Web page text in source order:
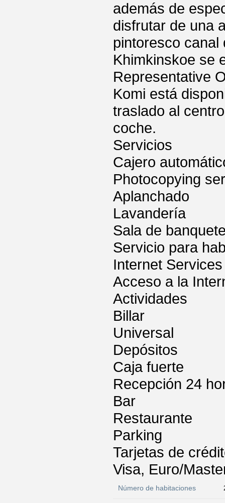
además de
disfrutar de una
pintoresco
Khimkinskoe se
Representative
Komi está
traslado al
coche.
Servicios
Cajero
Photocopying
Aplanchado
Lavandería
Sala de
Servicio para
Internet Services
Acceso a la
Actividades
Billar
Universal
Depósitos
Caja fuerte
Recepción 24
Bar
Restaurante
Parking
Tarjetas de
Visa, Euro/
Número de habitaciones